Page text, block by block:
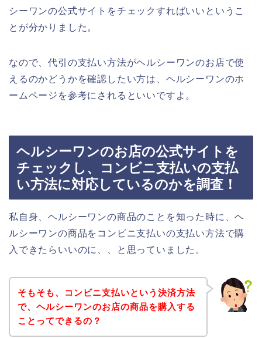
シーワンの公式サイトをチェックすればいいというこ
とが分かりました。
なので、代引の支払い方法がヘルシーワンのお店で使
えるのかどうかを確認したい方は、ヘルシーワンのホ
ームページを参考にされるといいですよ。
ヘルシーワンのお店の公式サイトを
チェックし、コンビニ支払いの支払
い方法に対応しているのかを調査！
私自身、ヘルシーワンの商品のことを知った時に、ヘ
ルシーワンの商品をコンビニ支払いの支払い方法で購
入できたらいいのに、、と思っていました。
そもそも、コンビニ支払いという決済方法
で、ヘルシーワンのお店の商品を購入する
ことってできるの？